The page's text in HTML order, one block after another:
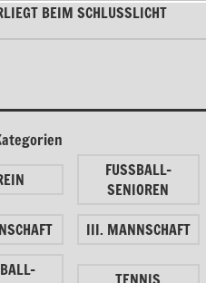
BEIM SCHLUSSLICHT
FUSSBALL-
SENIOREN
III. MANNSCHAFT